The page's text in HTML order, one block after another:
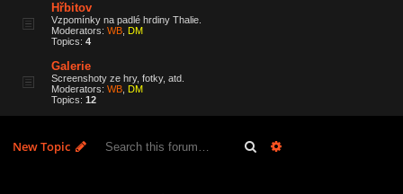
Hřbitov
Vzpomínky na padlé hrdiny Thalie.
Moderators: WB DM
Topics: 4
Galerie
Screenshoty ze hry, fotky, atd.
Moderators: WB DM
Topics: 12
New Topic Search